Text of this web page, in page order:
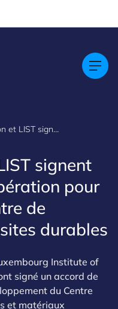
Luxinnovation et LIST signent un accord de coopération pour développer le Centre de matériaux compos
signent
pour
de
durables
Institute of
signé un accord de
du Centre
et matériaux